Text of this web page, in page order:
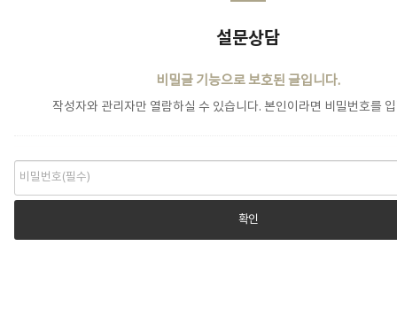
설문상담
비밀글 기능으로 보호된 글입니다.
작성자와 관리자만 열람하실 수 있습니다. 본인이라면 비밀번호를